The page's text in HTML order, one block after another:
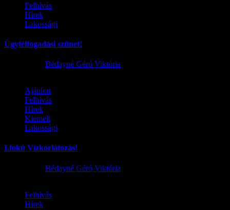
Felhívás
Hírek
Lakossági
Ügyfélfogadási szünet!
Bédayné Géró Viktória
Ajánlott
Felhívás
Hírek
Kiemelt
Lakossági
I.fokú Vízkorlátozás!
Bédayné Géró Viktória
Felhívás
Hírek